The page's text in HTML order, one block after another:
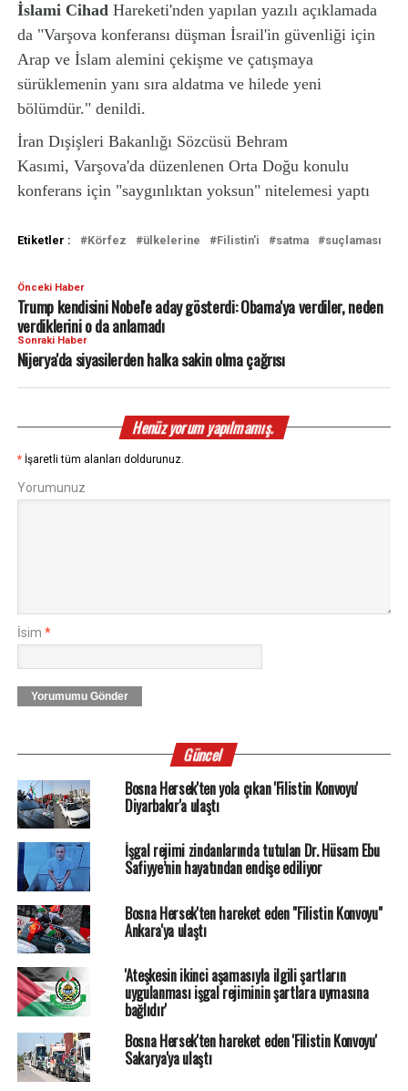
İslami CihadHareketi'nden yapılan yazılı açıklamada
da "Varşova konferansı düşman İsrail'in güvenliği için
Arap ve İslam alemini çekişme ve çatışmaya
sürüklemenin yanı sıra aldatma ve hilede yeni
bölümdür." denildi.
İran Dışişleri Bakanlığı Sözcüsü Behram
Kasımi, Varşova'da düzenlenen Orta Doğu konulu
konferans için "saygınlıktan yoksun" nitelemesi yaptı
Etiketler : Körfez ülkelerine Filistin'i satma suçlaması
Önceki Haber
Trump kendisini Nobel'e aday gösterdi: Obama'ya verdiler, neden
verdiklerini o da anlamadı
Sonraki Haber
Nijerya'da siyasilerden halka sakin olma çağrısı
Henüz yorum yapılmamış.
* İşaretli tüm alanları doldurunuz.
Yorumunuz
İsim *
Yorumumu Gönder
Güncel
Bosna Hersek'ten yola çıkan 'Filistin Konvoyu'
Diyarbakır'a ulaştı
İşgal rejimi zindanlarında tutulan Dr. Hüsam Ebu
Safiyye’nin hayatından endişe ediliyor
Bosna Hersek'ten hareket eden "Filistin Konvoyu"
Ankara'ya ulaştı
'Ateşkesin ikinci aşamasıyla ilgili şartların
uygulanması işgal rejiminin şartlara uymasına
bağlıdır'
Bosna Hersek'ten hareket eden 'Filistin Konvoyu'
Sakarya'ya ulaştı